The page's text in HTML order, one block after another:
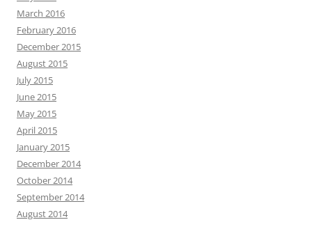
March 2016
February 2016
December 2015
August 2015
July 2015
June 2015
May 2015
April 2015
January 2015
December 2014
October 2014
September 2014
August 2014